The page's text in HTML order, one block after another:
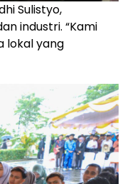
Sulistyo,
industri. “Kami
lokal yang